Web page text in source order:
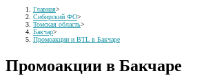
Главная>
Сибирский ФО>
Томская область>
Бакчар>
Промоакции и BTL в Бакчаре
Промоакции в Бакчаре